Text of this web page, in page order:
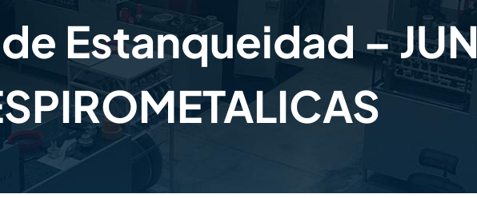
Estanqueidad –